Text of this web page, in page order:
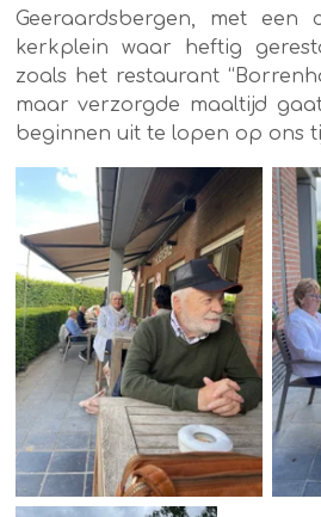
Geeraardsbergen, met een
kerkplein waar heftig
zoals het restaurant
maar verzorgde maaltijd
beginnen uit te lopen op ons